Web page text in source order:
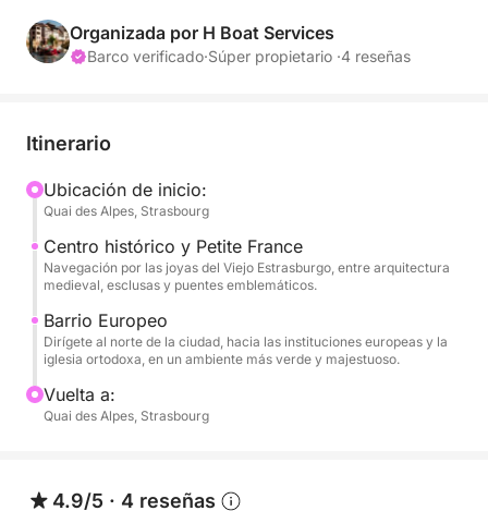
barco, vivirás un interludio inolvidable, entre
herencia, elegancia e intimidad.
emblemáticos y disfrutarás de vistas únicas de los
crucero permite admirar la arquitectura, los puentes
históricos y los lugares llenos de historia, mientras
se saborea el momento.
Lo que hace que esta experiencia sea única es la
sutil mezcla de comodidad, autenticidad y estética.
El barco seduce por sus líneas vintage y su
ambiente acogedor, ideal para una salida romántica,
un momento en familia o una elegante escapada con
amigos. Como opción, puedes completar tu crucero
adaptará el crucero a sus deseos. Una forma
Organizada por H Boat Services
Barco verificado·Súper propietario ·4 reseñas
Itinerario
Ubicación de inicio:
Quai des Alpes, Strasbourg
Centro histórico y Petite France
Navegación por las joyas del Viejo Estrasburgo, entre arquitectura
medieval, esclusas y puentes emblemáticos.
Barrio Europeo
Dirígete al norte de la ciudad, hacia las instituciones europeas y la
iglesia ortodoxa, en un ambiente más verde y majestuoso.
Vuelta a:
Quai des Alpes, Strasbourg
4.9/5 · 4 reseñas